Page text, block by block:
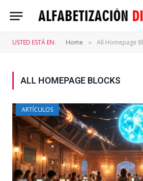
USTED ESTÁ EN: Home » All Homepage
ALL HOMEPAGE BLOCKS
ARTÍCULOS